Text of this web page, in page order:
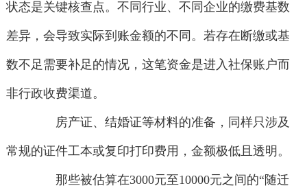
状态是关键核查点。不同行业、不同企业的缴费基数
差异，会导致实际到账金额的不同。若存在断缴或基
数不足需要补足的情况，这笔资金是进入社保账户而
非行政收费渠道。
房产证、结婚证等材料的准备，同样只涉及
常规的证件工本或复印打印费用，金额极低且透明。
那些被估算在3000元至10000元之间的“随迁